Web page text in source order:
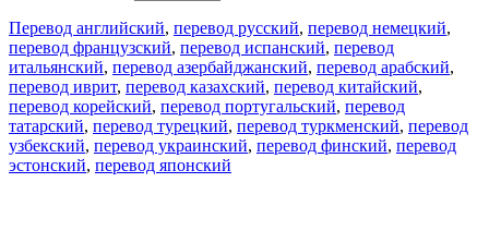
Перевод английский, перевод русский, перевод немецкий,
перевод французский, перевод испанский, перевод
итальянский, перевод азербайджанский, перевод арабский,
перевод иврит, перевод казахский, перевод китайский,
перевод корейский, перевод португальский, перевод
татарский, перевод турецкий, перевод туркменский, перевод
узбекский, перевод украинский, перевод финский, перевод
эстонский, перевод японский